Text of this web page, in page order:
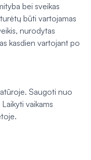
bei sveikas
būti vartojamas
nurodytas
kasdien vartojant po
Saugoti nuo
vaikams